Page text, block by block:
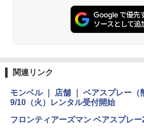
関連リンク
モンベル ｜ 店舗 ｜ ベアスプレー（
9/10（火）レンタル受付開始
フロンティアーズマン ベアスプレ